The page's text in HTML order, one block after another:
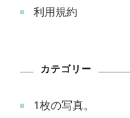
利用規約
カテゴリー
1枚の写真。